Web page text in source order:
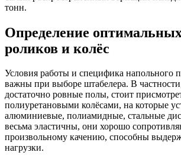
тонн.
Определение
роликов и колёс
Условия работы и специфика напольного
важны при выборе штабелера. В
достаточно ровные полы, стоит
полиуретановыми колёсами, на которые
алюминиевые, полиамидные, стальные
весьма эластичны, они хорошо
произвольному качению, способны
нагрузки.